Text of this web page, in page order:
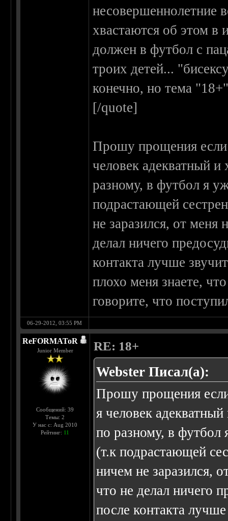
несовершеннолетние
хвастаются об этом в
должен в футбол с
троих детей...
конечно, но тема
[/quote]
Прошу прощения если
человек адекватный
разному, в футбол я
подрастающей
не заразился, от меня
делал ничего
контакта лучше
плохо меня знаете,
говорите, что
06-29-2012, 03:55 PM
ReFORMAToR
Junior Member
Сообщений: 39
Темы: 2
У нас с: Aug 2010
Рейтинг: 11
RE: 18+
Webster Писал(а):
Прошу прощения если
я человек
по разному, в футбол
(т.к подрастающей
ничем не заразился,
что не делал ничего
после контакта